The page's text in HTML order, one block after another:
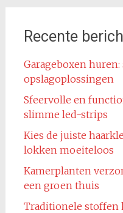
Recente
Garageboxen
opslagoplossingen
Sfeervolle en
slimme led-strips
Kies de juiste
lokken moeiteloos
Kamerplanten
een groen thuis
Traditionele stoffen